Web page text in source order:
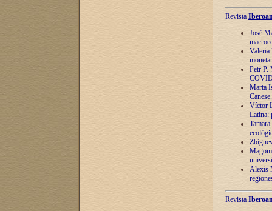
Revista
José
Valeria
Petr P.
Marta
Víctor
Latina:
Alexis
Revista